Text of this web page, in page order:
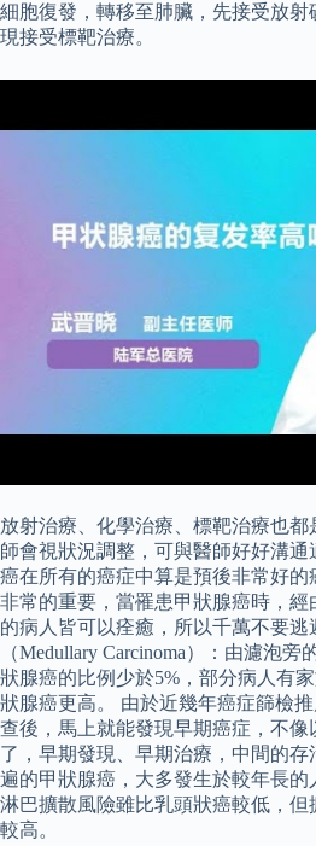
細胞復發，轉移至肺臟，先接受放射
現接受標靶治療。
放射治療、化學治療、標靶治療也
師會視狀況調整，可與醫師好好溝
癌在所有的癌症中算是預後非常好
非常的重要，當罹患甲狀腺癌時，
的病人皆可以痊癒，所以千萬不要逃
（Medullary Carcinoma）：由濾泡
狀腺癌的比例少於5%，部分病人有
狀腺癌更高。 由於近幾年癌症篩檢
查後，馬上就能發現早期癌症，不像
了，早期發現、早期治療，中間的
遍的甲狀腺癌，大多發生於較年長的
淋巴擴散風險雖比乳頭狀癌較低，但
較高。